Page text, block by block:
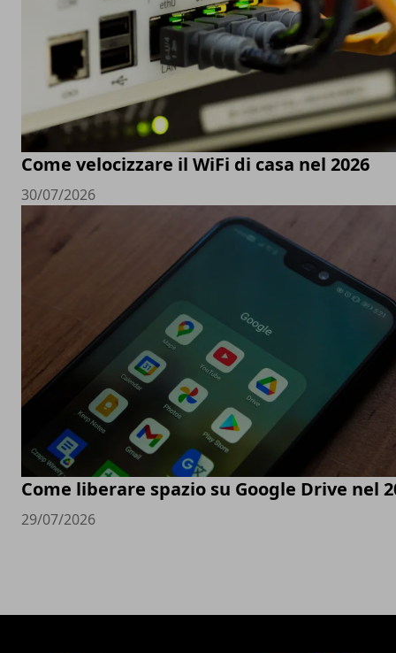
Come velocizzare il WiFi di casa nel 2026
30/07/2026
Come liberare spazio su Google Drive nel
29/07/2026